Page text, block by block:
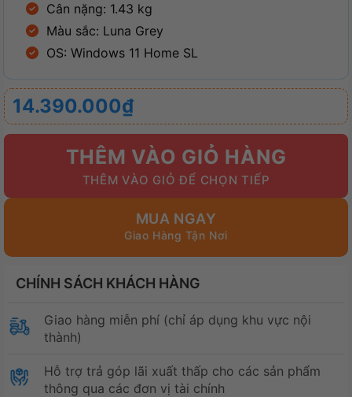
Cân nặng: 1.43 kg
Màu sắc: Luna Grey
OS: Windows 11 Home SL
14.390.000₫
THÊM VÀO GIỎ HÀNG
MUA NGAY
CHÍNH SÁCH KHÁCH HÀNG
Giao hàng miễn phí (chỉ áp dụng khu vực nội
thành)
Hỗ trợ trả góp lãi xuất thấp cho các sản phẩm
thông qua các đơn vị tài chính